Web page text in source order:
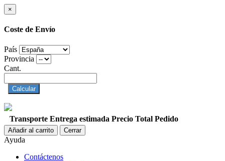
×
Coste de Envío
País
Provincia
Cant.
Calcular
Transporte Entrega estimada Precio Total Pedido
Añadir al carrito Cerrar
Ayuda
Contáctenos